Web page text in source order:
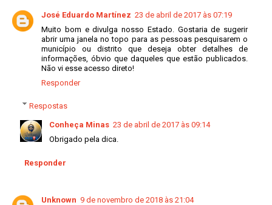
José Eduardo Martínez 23 de abril de 2017 às 07:19
Muito bom e divulga nosso Estado. Gostaria de sugerir
abrir uma janela no topo para as pessoas pesquisarem o
município ou distrito que deseja obter detalhes de
informações, óbvio que daqueles que estão publicados.
Não vi esse acesso direto!
Responder
Respostas
Conheça Minas 23 de abril de 2017 às 09:14
Obrigado pela dica.
Responder
Unknown 9 de novembro de 2018 às 21:04